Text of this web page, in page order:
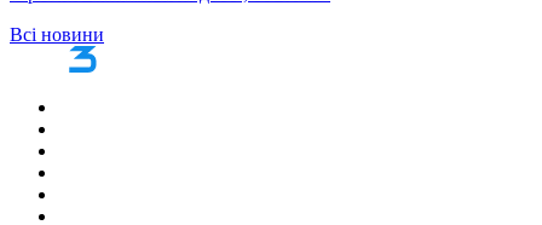
Всі новини